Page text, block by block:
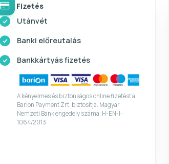
Fizetés
Utánvét
Banki előreutalás
Bankkártyás fizetés
A kényelmes és biztonságos online fizetést a
Barion Payment Zrt. biztosítja. Magyar
Nemzeti Bank engedély száma: H-EN-I-
1064/2013